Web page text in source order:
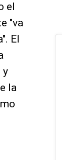
el
"va
El
y
la